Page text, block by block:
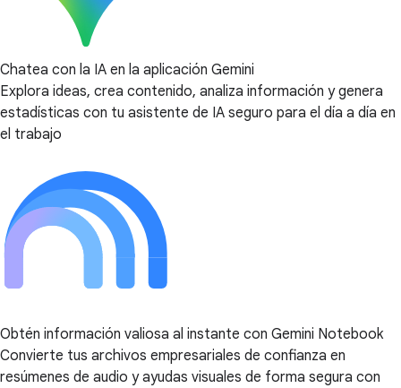
Chatea con la IA en la aplicación Gemini
Explora ideas, crea contenido, analiza información y genera
estadísticas con tu asistente de IA seguro para el día a día en
el trabajo
Obtén información valiosa al instante con Gemini Notebook
Convierte tus archivos empresariales de confianza en
resúmenes de audio y ayudas visuales de forma segura con